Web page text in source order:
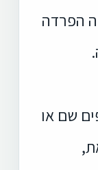
הפרדה
שם או